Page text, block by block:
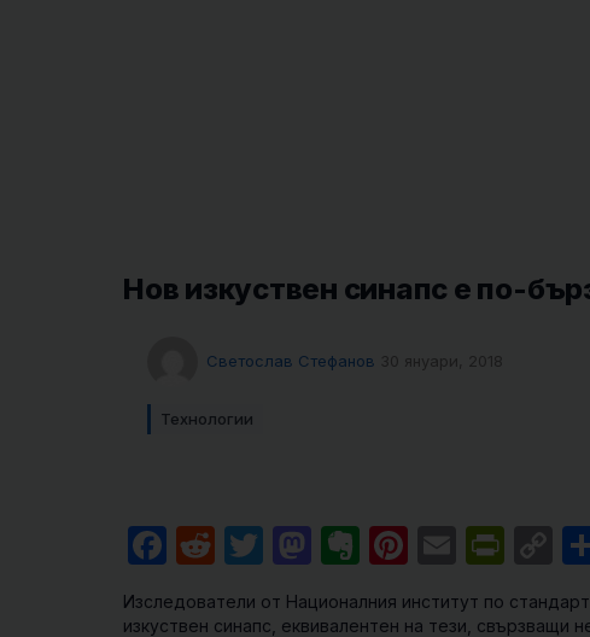
Нов изкуствен синапс е по-
Светослав Стефанов 30 януари, 2018
Технологии
Facebook
RedditTwitter
Mastodon
Evernote
Pinterest
Email
Изследователи от Националния институт по
изкуствен синапс, еквивалентен на тези, свързващи